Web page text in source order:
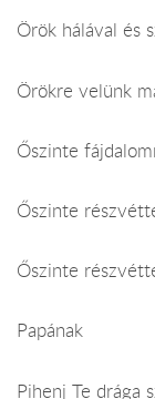
Örök hálával és
Örökre velünk
Őszinte
Őszinte
Őszinte
Papának
Pihenj Te drága